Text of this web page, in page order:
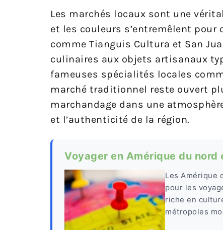
Les marchés locaux sont une
et les couleurs s’entremêlent pour
comme Tianguis Cultura et San
culinaires aux objets artisanaux
fameuses spécialités locales
marché traditionnel reste ouvert
marchandage dans une
et l’authenticité de la région.
Voyager en Amérique du nord
Les Amérique
pour les
riche en
métropoles